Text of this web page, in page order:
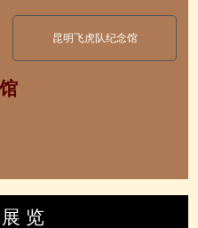
昆明飞虎队纪念馆
览